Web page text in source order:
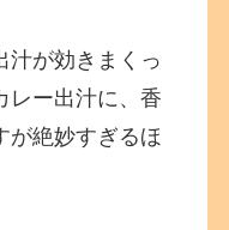
汁が効きまくっ
レー出汁に、香
が絶妙すぎるほ